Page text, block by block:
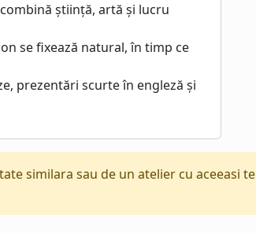
știință, artă și lucru
se fixează natural, în timp ce
prezentări scurte în engleză și
similara sau de un atelier cu aceeasi